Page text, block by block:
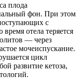
плода
фон. При этом
с
отела теряется
— через
мочеиспускание.
цикл
развитие кетоза,